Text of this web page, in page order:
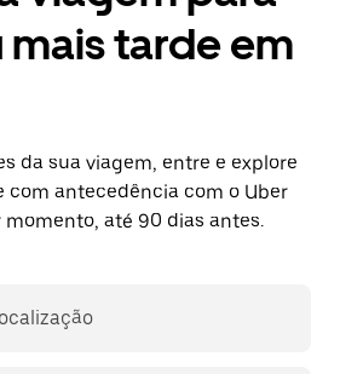
tarde em
da sua viagem, entre e explore
com antecedência com o Uber
momento, até 90 dias antes.